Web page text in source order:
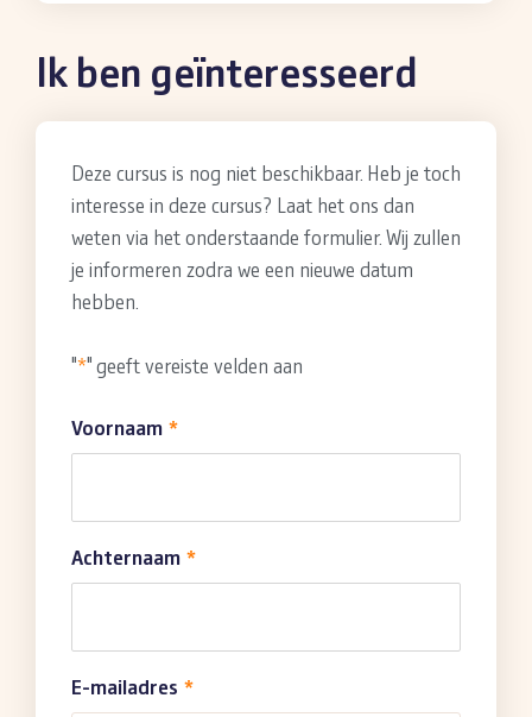
Ik ben geïnteresseerd
Deze cursus is nog niet beschikbaar. Heb je toch
interesse in deze cursus? Laat het ons dan
weten via het onderstaande formulier. Wij zullen
je informeren zodra we een nieuwe datum
hebben.
"*" geeft vereiste velden aan
Voornaam *
Achternaam *
E-mailadres *